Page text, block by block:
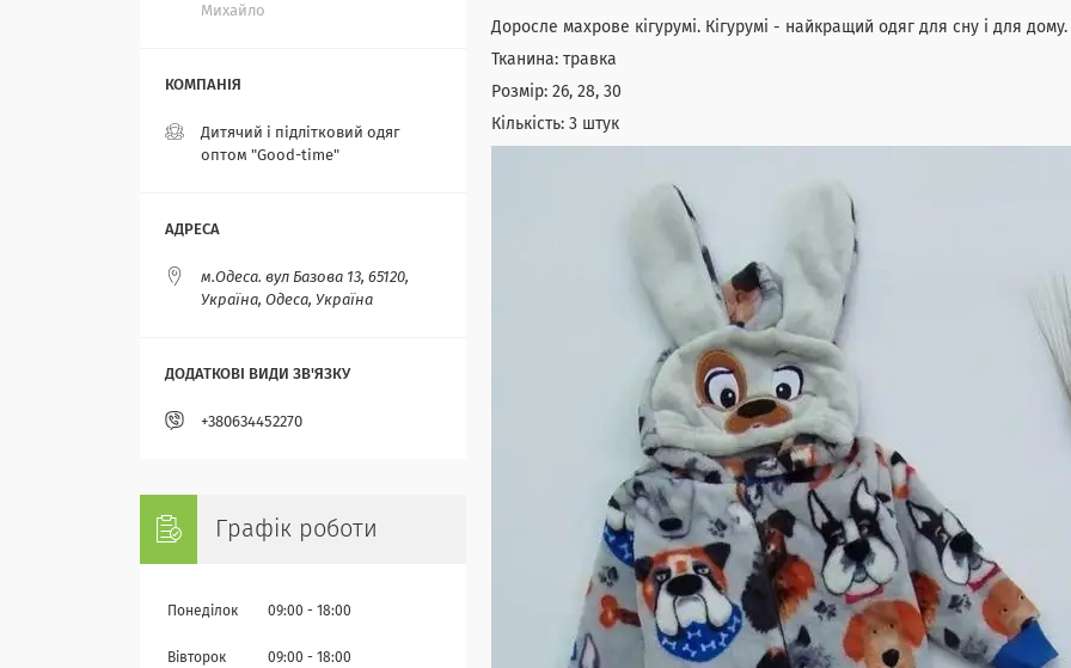
Доросле махрове кігурумі. Кігурумі - найкращий одяг для сну і для дому.
Тканина: травка
Розмір: 26, 28, 30
Кількість: 3 штук
Михайло
Дитячий і підлітковий одяг
оптом "Good-time"
м.Одеса. вул Базова 13, 65120,
Україна, Одеса, Україна
+380634452270
Графік роботи
Понеділок 09:00 18:00
Вівторок 09:00 18:00